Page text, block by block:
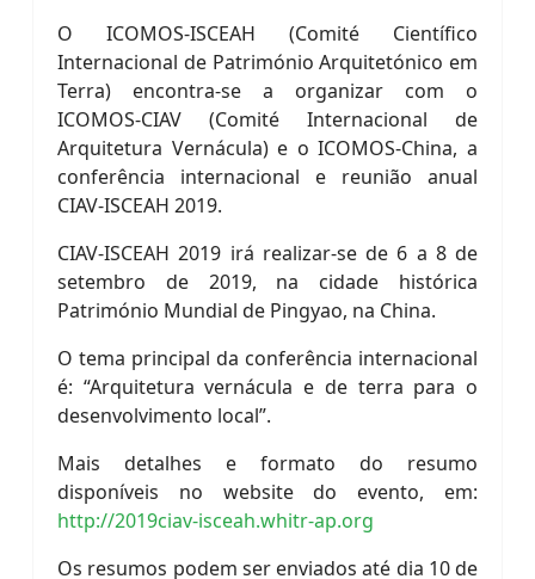
O ICOMOS-ISCEAH (Comité Científico
Internacional de Património Arquitetónico em
Terra) encontra-se a organizar com o
ICOMOS-CIAV (Comité Internacional de
Arquitetura Vernácula) e o ICOMOS-China, a
conferência internacional e reunião anual
CIAV-ISCEAH 2019.
CIAV-ISCEAH 2019 irá realizar-se de 6 a 8 de
setembro de 2019, na cidade histórica
Património Mundial de Pingyao, na China.
O tema principal da conferência internacional
é: “Arquitetura vernácula e de terra para o
desenvolvimento local”.
Mais detalhes e formato do resumo
disponíveis no website do evento, em:
http://2019ciav-isceah.whitr-ap.org
Os resumos podem ser enviados até dia 10 de